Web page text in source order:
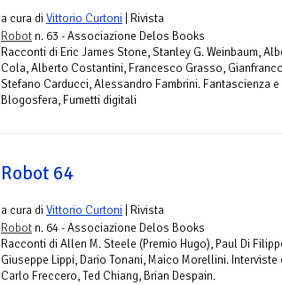
a cura diVittorio Curtoni | Rivista
Robot n. 63 - Associazione Delos Books
Racconti di Eric James Stone, Stanley G. Weinbaum,
Cola, Alberto Costantini, Francesco Grasso,
Stefano Carducci, Alessandro Fambrini. Fantascienza
Blogosfera, Fumetti digitali
Robot 64
a cura diVittorio Curtoni | Rivista
Robot n. 64 - Associazione Delos Books
Racconti di Allen M. Steele (Premio Hugo), Paul Di
Giuseppe Lippi, Dario Tonani, Maico Morellini. Interviste
Carlo Freccero, Ted Chiang, Brian Despain.